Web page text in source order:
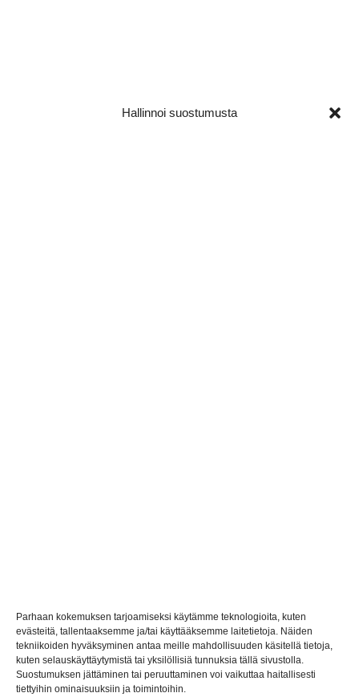
Hallinnoi suostumusta
Parhaan kokemuksen tarjoamiseksi käytämme teknologioita, kuten
evästeitä, tallentaaksemme ja/tai käyttääksemme laitetietoja. Näiden
tekniikoiden hyväksyminen antaa meille mahdollisuuden käsitellä tietoja,
kuten selauskäyttäytymistä tai yksilöllisiä tunnuksia tällä sivustolla.
Suostumuksen jättäminen tai peruuttaminen voi vaikuttaa haitallisesti
tiettyihin ominaisuuksiin ja toimintoihin.